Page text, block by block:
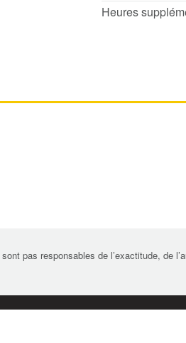
Heures
pas responsables de l’exactitude, de